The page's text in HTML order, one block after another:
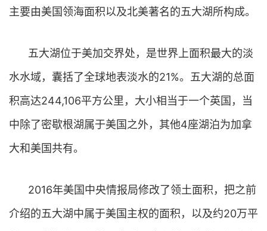
主要由美国领海面积以及北美著名的五大湖所构成。
五大湖位于美加交界处，是世界上面积最大的淡
水水域，囊括了全球地表淡水的21%。五大湖的总面
积高达244,106平方公里，大小相当于一个英国，当
中除了密歇根湖属于美国之外，其他4座湖泊为加拿
大和美国共有。
2016年美国中央情报局修改了领土面积，把之前
介绍的五大湖中属于美国主权的面积，以及约20万平